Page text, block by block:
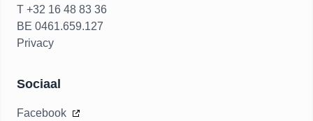
T +32 16 48 83 36
BE 0461.659.127
Privacy
Sociaal
Facebook